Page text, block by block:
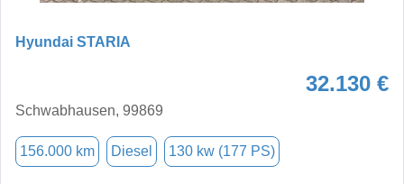
Hyundai STARIA
32.130 €
Schwabhausen, 99869
156.000 km Diesel 130 kw (177 PS)